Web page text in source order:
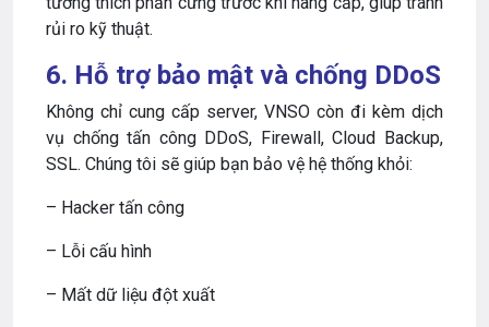
rủi ro kỹ thuật.
6. Hỗ trợ bảo mật và chống DDoS
Không chỉ cung cấp server, VNSO còn đi kèm dịch
vụ chống tấn công DDoS, Firewall, Cloud Backup,
SSL. Chúng tôi sẽ giúp bạn bảo vệ hệ thống khỏi:
– Hacker tấn công
– Lỗi cấu hình
– Mất dữ liệu đột xuất